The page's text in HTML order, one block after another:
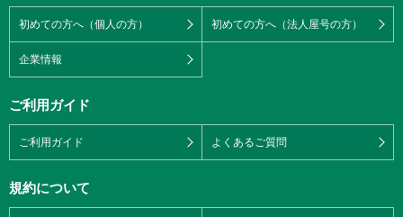
初めての方へ（個人の方） 初めての方へ（法人屋号の方）
企業情報
ご利用ガイド
ご利用ガイド よくあるご質問
規約について